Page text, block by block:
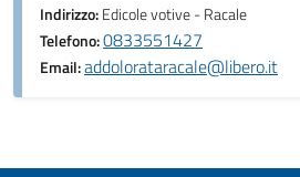
Indirizzo:Edicole votive - Racale
Telefono:0833551427
Email:addolorataracale@libero.it